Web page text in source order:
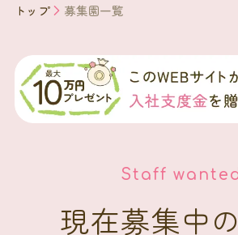
トップ 募集園一覧
Staff
現在募集中